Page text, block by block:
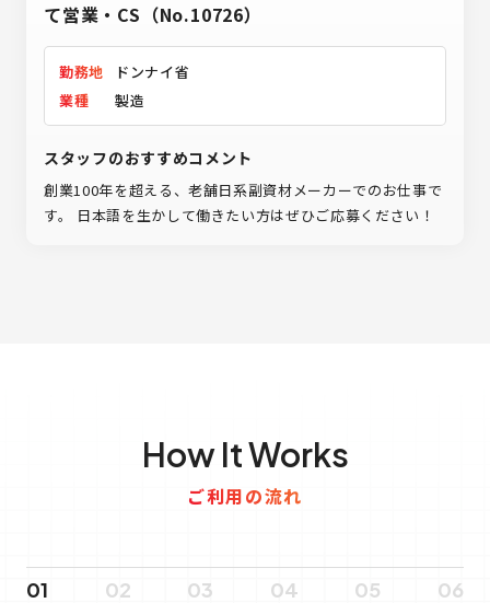
て営業・CS（No.10726）
勤務地
ドンナイ省
業種
製造
スタッフのおすすめコメント
創業100年を超える、老舗日系副資材メーカーでのお仕事で
す。 日本語を生かして働きたい方はぜひご応募ください！
How It Works
ご利用の流れ
01 02 03 04 05 06